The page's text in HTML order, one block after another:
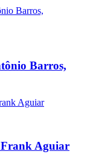
Barros,
Frank Aguiar